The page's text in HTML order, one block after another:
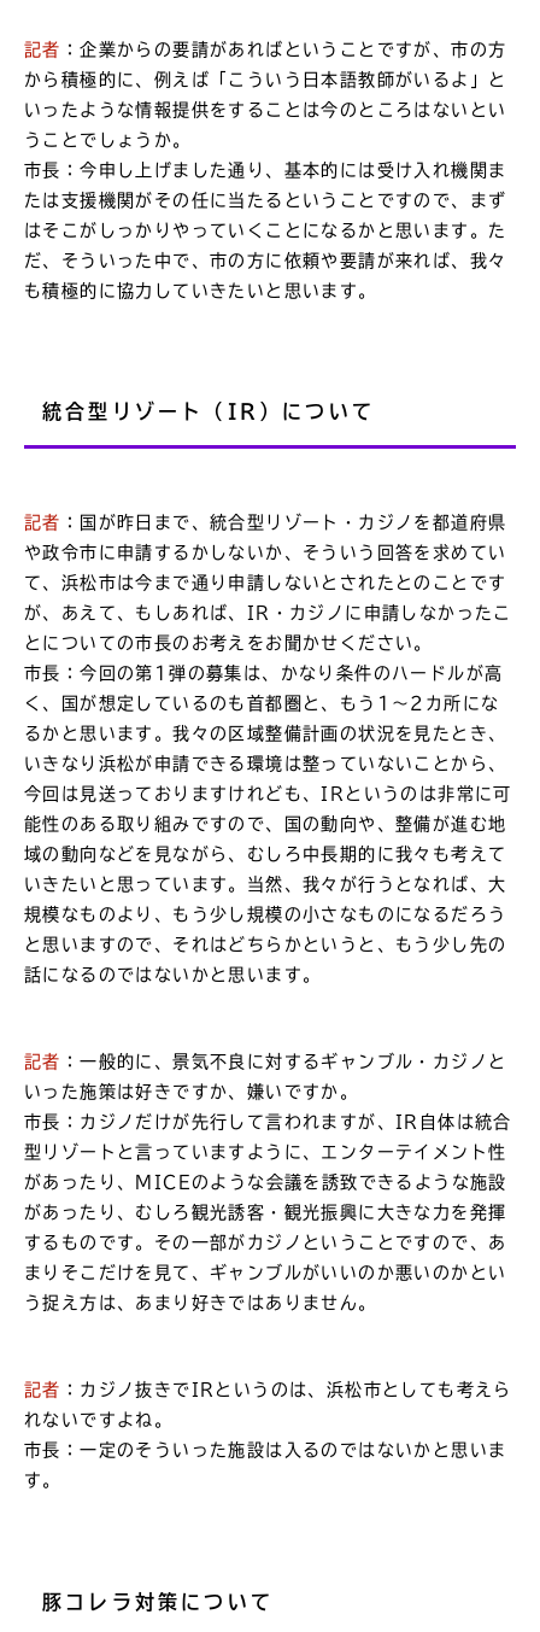
記者 ：企業からの要請があればということですが、市の方
から積極的に、例えば「こういう日本語教師がいるよ」と
いったような情報提供をすることは今のところはないとい
うことでしょうか。
市長：今申し上げました通り、基本的には受け入れ機関ま
たは支援機関がその任に当たるということですので、まず
はそこがしっかりやっていくことになるかと思います。た
だ、そういった中で、市の方に依頼や要請が来れば、我々
も積極的に協力していきたいと思います。
統合型リゾート（IR）について
記者 ：国が昨日まで、統合型リゾート・カジノを都道府県
や政令市に申請するかしないか、そういう回答を求めてい
て、浜松市は今まで通り申請しないとされたとのことです
が、あえて、もしあれば、IR・カジノに申請しなかったこ
とについての市長のお考えをお聞かせください。
市長：今回の第1弾の募集は、かなり条件のハードルが高
く、国が想定しているのも首都圏と、もう1～2カ所にな
るかと思います。我々の区域整備計画の状況を見たとき、
いきなり浜松が申請できる環境は整っていないことから、
今回は見送っておりますけれども、IRというのは非常に可
能性のある取り組みですので、国の動向や、整備が進む地
域の動向などを見ながら、むしろ中長期的に我々も考えて
いきたいと思っています。当然、我々が行うとなれば、大
規模なものより、もう少し規模の小さなものになるだろう
と思いますので、それはどちらかというと、もう少し先の
話になるのではないかと思います。
記者 ：一般的に、景気不良に対するギャンブル・カジノと
いった施策は好きですか、嫌いですか。
市長：カジノだけが先行して言われますが、IR自体は統合
型リゾートと言っていますように、エンターテイメント性
があったり、MICEのような会議を誘致できるような施設
があったり、むしろ観光誘客・観光振興に大きな力を発揮
するものです。その一部がカジノということですので、あ
まりそこだけを見て、ギャンブルがいいのか悪いのかとい
う捉え方は、あまり好きではありません。
記者 ：カジノ抜きでIRというのは、浜松市としても考えら
れないですよね。
市長：一定のそういった施設は入るのではないかと思いま
す。
豚コレラ対策について